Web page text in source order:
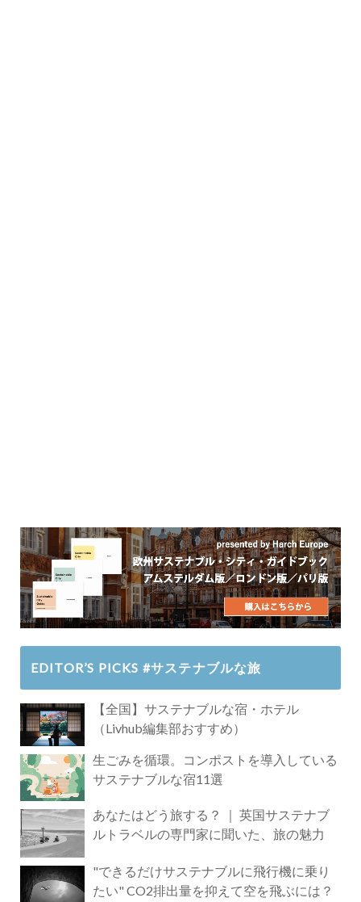
EDITOR’S PICKS #サステナブルな旅
【全国】サステナブルな宿・ホテル
（Livhub編集部おすすめ）
生ごみを循環。コンポストを導入している
サステナブルな宿11選
あなたはどう旅する？ ｜ 英国サステナブ
ルトラベルの専門家に聞いた、旅の魅力
"できるだけサステナブルに飛行機に乗り
たい" CO2排出量を抑えて空を飛ぶには？